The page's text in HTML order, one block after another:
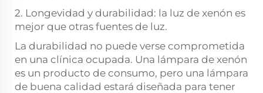
2. Longevidad y durabilidad: la luz de xenón es
mejor que otras fuentes de luz.
La durabilidad no puede verse comprometida
en una clínica ocupada. Una lámpara de xenón
es un producto de consumo, pero una lámpara
de buena calidad estará diseñada para tener